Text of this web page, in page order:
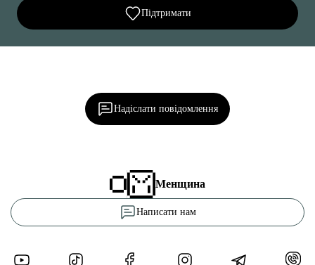
Підтримати
Надіслати повідомлення
Менщина
Написати нам